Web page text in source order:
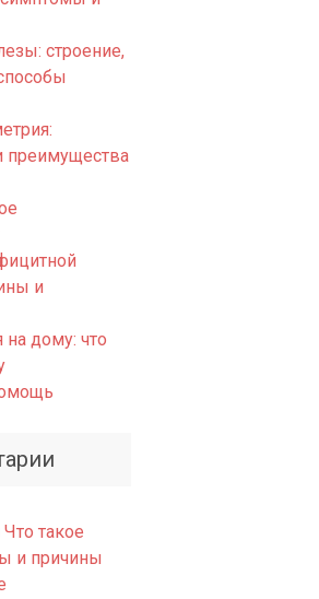
строение,
преимущества
и
на дому: что
Что такое
и причины